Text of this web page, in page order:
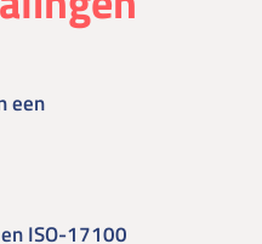
een
ISO-17100